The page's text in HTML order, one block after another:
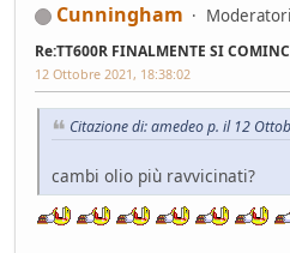
Cunningham
Re:TT600R FINALMENTE SI
12 Ottobre 2021, 18:38:02
Citazione di: amedeo p. il 12
cambi olio più ravvicinati?